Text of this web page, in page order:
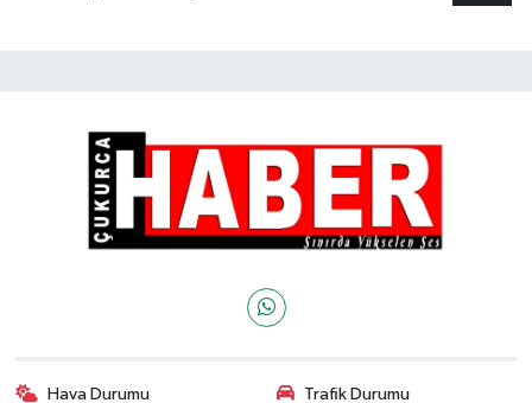
Hava Durumu Trafik Durumu